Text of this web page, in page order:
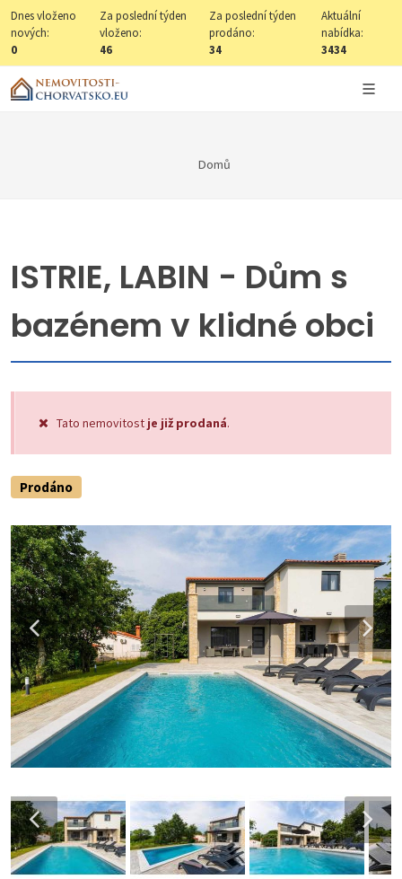
Dnes vloženo
nových:
0
Za poslední týden
vloženo:
46
Za poslední týden
prodáno:
34
Aktuální
nabídka:
3434
Domů
ISTRIE, LABIN - Dům s
bazénem v klidné obci
Tato nemovitost je již prodaná.
Prodáno